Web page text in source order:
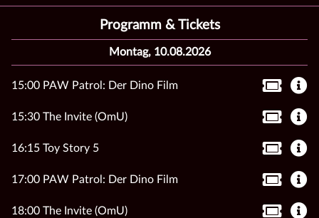
Programm & Tickets
Montag, 10.08.2026
15:00 PAW Patrol: Der Dino Film
15:30 The Invite (OmU)
16:15 Toy Story 5
17:00 PAW Patrol: Der Dino Film
18:00 The Invite (OmU)